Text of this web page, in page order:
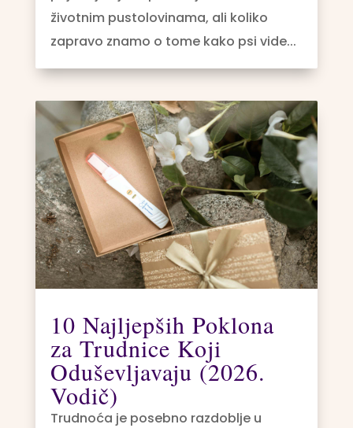
životnim pustolovinama, ali koliko
zapravo znamo o tome kako psi vide...
10 Najljepših Poklona
za Trudnice Koji
Oduševljavaju (2026.
Vodič)
Trudnoća je posebno razdoblje u